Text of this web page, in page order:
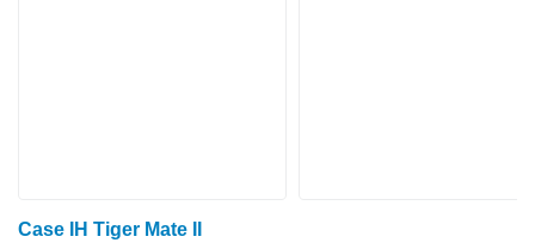
Case IH Tiger Mate II